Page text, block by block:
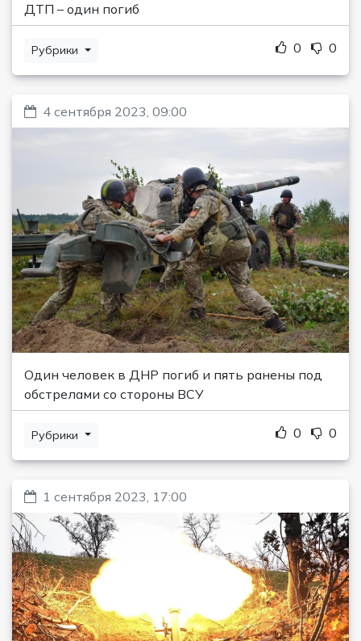
ДТП – один погиб
Рубрики 0 0
4 сентября 2023, 09:00
Один человек в ДНР погиб и пять ранены под
обстрелами со стороны ВСУ
Рубрики 0 0
1 сентября 2023, 17:00